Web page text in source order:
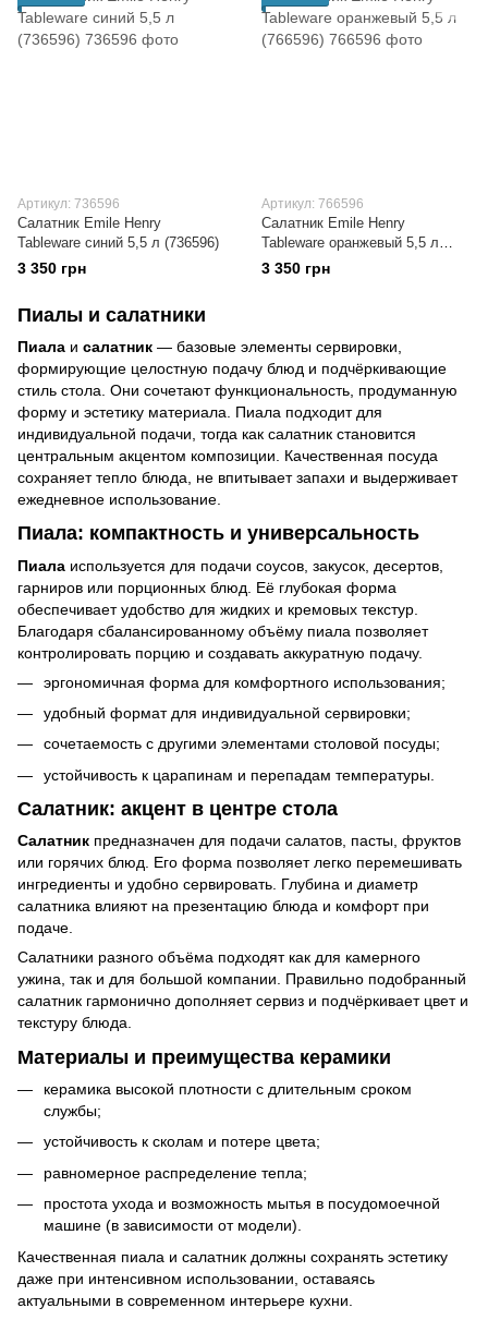
Артикул: 736596
Салатник Emile Henry
Tableware синий 5,5 л (736596)
3 350 грн
Артикул: 766596
Салатник Emile Henry
Tableware оранжевый 5,5 л
(766596)
3 350 грн
Пиалы и салатники
Пиала и салатник — базовые элементы сервировки,
формирующие целостную подачу блюд и подчёркивающие
стиль стола. Они сочетают функциональность, продуманную
форму и эстетику материала. Пиала подходит для
индивидуальной подачи, тогда как салатник становится
центральным акцентом композиции. Качественная посуда
сохраняет тепло блюда, не впитывает запахи и выдерживает
ежедневное использование.
Пиала: компактность и универсальность
Пиала используется для подачи соусов, закусок, десертов,
гарниров или порционных блюд. Её глубокая форма
обеспечивает удобство для жидких и кремовых текстур.
Благодаря сбалансированному объёму пиала позволяет
контролировать порцию и создавать аккуратную подачу.
эргономичная форма для комфортного использования;
удобный формат для индивидуальной сервировки;
сочетаемость с другими элементами столовой посуды;
устойчивость к царапинам и перепадам температуры.
Салатник: акцент в центре стола
Салатник предназначен для подачи салатов, пасты, фруктов
или горячих блюд. Его форма позволяет легко перемешивать
ингредиенты и удобно сервировать. Глубина и диаметр
салатника влияют на презентацию блюда и комфорт при
подаче.
Салатники разного объёма подходят как для камерного
ужина, так и для большой компании. Правильно подобранный
салатник гармонично дополняет сервиз и подчёркивает цвет и
текстуру блюда.
Материалы и преимущества керамики
керамика высокой плотности с длительным сроком
службы;
устойчивость к сколам и потере цвета;
равномерное распределение тепла;
простота ухода и возможность мытья в посудомоечной
машине (в зависимости от модели).
Качественная пиала и салатник должны сохранять эстетику
даже при интенсивном использовании, оставаясь
актуальными в современном интерьере кухни.